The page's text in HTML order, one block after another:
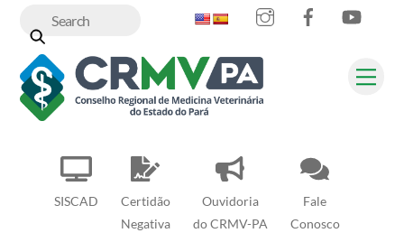
content
SISCAD
Certidão
Negativa
Ouvidoria
do CRMV-PA
Fale
Conosco
InstagramFacebook